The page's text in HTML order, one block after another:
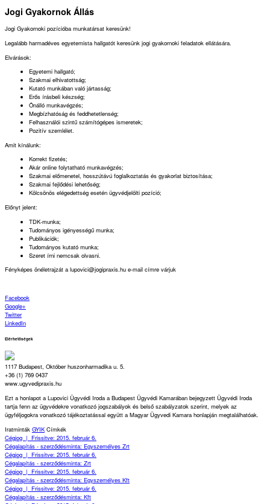
Jogi Gyakornok Állás
Jogi Gyakornoki pozícióba munkatársat keresünk!
Legalább harmadéves egyetemista hallgatót keresünk jogi gyakornoki feladatok ellátására.
Elvárások:
Egyetemi hallgató;
Szakmai elhivatottság;
Kutató munkában való jártasság;
Erős írásbeli készség;
Önálló munkavégzés;
Megbízhatóság és feddhetetlenség;
Felhasználói szintű számítógépes ismeretek;
Pozitív szemlélet.
Amit kínálunk:
Korrekt fizetés;
Akár online folytatható munkavégzés;
Szakmai előmenetel, hosszútávú foglalkoztatás és gyakorlat biztosítása;
Szakmai fejlődési lehetőség;
Kölcsönös elégedettség esetén ügyvédjelölti pozíció;
Előnyt jelent:
TDK-munka;
Tudományos igényességű munka;
Publikációk;
Tudományos kutató munka;
Szeret írni nemcsak olvasni.
Fényképes önéletrajzát a lupovici@jogipraxis.hu e-mail címre várjuk
Facebook
Google+
Twitter
LinkedIn
Elérhetőségek
1117 Budapest, Október huszonharmadika u. 5.
+36 (1) 769 0437
www.ugyvedipraxis.hu
Ezt a honlapot a Lupovici Ügyvédi Iroda a Budapest Ügyvédi Kamarában bejegyzett Ügyvédi Iroda
tartja fenn az ügyvédekre vonatkozó jogszabályok és belső szabályzatok szerint, melyek az
ügyféljogokra vonatkozó tájékoztatással együtt a Magyar Ügyvedi Kamara honlapján megtalálhatóak.
Iratminták GYIK Címkék
Cégjog | Frissitve: 2015. február 6.
Cégalapítás - szerződésminta: Egyszemélyes Zrt
Cégjog | Frissitve: 2015. február 6.
Cégalapítás - szerződésminta: Zrt
Cégjog | Frissitve: 2015. február 6.
Cégalapítás - szerződésminta: Egyszemélyes Kft
Cégjog | Frissitve: 2015. február 6.
Cégalapítás - szerződésminta: Kft